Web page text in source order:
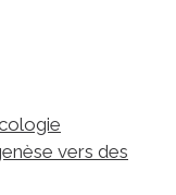
vers des